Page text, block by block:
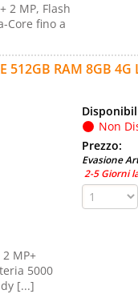
2 MP, Flash
Core fino a
512GB RAM 8GB 4G
MP+
5000
[...]
Non
Prezzo:
Evasione
2-5 Giorni